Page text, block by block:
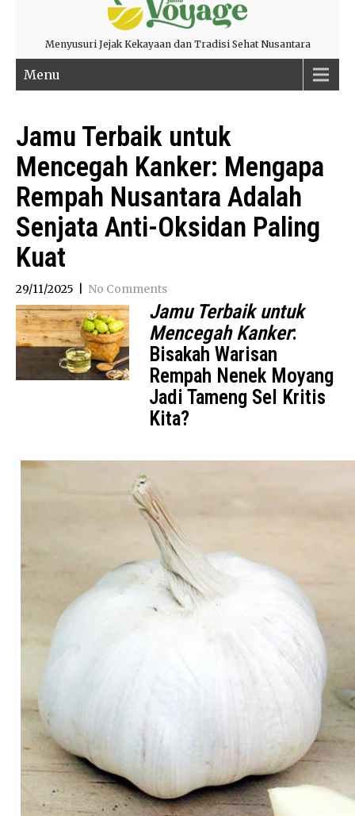
Menyusuri Jejak Kekayaan dan Tradisi Sehat Nusantara
Menu
Jamu Terbaik untuk
Mencegah Kanker: Mengapa
Rempah Nusantara Adalah
Senjata Anti-Oksidan Paling
Kuat
29/11/2025 No Comments
Jamu Terbaik untuk
Mencegah Kanker:
Bisakah Warisan
Rempah Nenek Moyang
Jadi Tameng Sel Kritis
Kita?